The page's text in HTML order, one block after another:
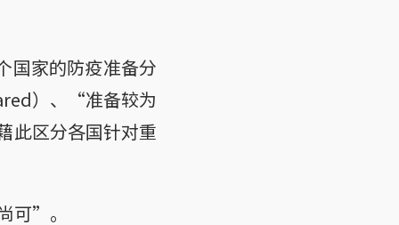
国家的防疫准备分
）、“准备较为
区分各国针对重
可”。